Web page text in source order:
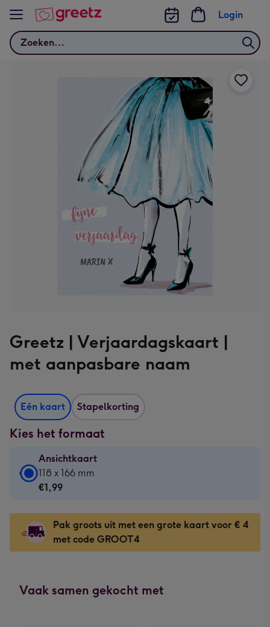
Bekijk meer
Zoeken
Login
Greetz | Verjaardagskaart |
met aanpasbare naam
Eén kaart Stapelkorting
Kies het formaat
Ansichtkaart
Ansichtkaart
-
-
118
x
-
118 x 166 mm
€1,99
Pak groots uit met een grote kaart voor € 4
met code GROOT4
Vaak samen gekocht met